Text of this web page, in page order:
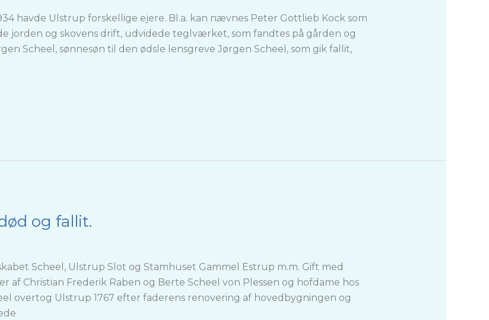
havde Ulstrup forskellige ejere. Bl.a. kan nævnes Peter Gottlieb Kock som
jorden og skovens drift, udvidede teglværket, som fandtes på gården og
Scheel, sønnesøn til den ødsle lensgreve Jørgen Scheel, som gik fallit,
og fallit.
Scheel, Ulstrup Slot og Stamhuset Gammel Estrup m.m. Gift med
af Christian Frederik Raben og Berte Scheel von Plessen og hofdame hos
overtog Ulstrup 1767 efter faderens renovering af hovedbygningen og